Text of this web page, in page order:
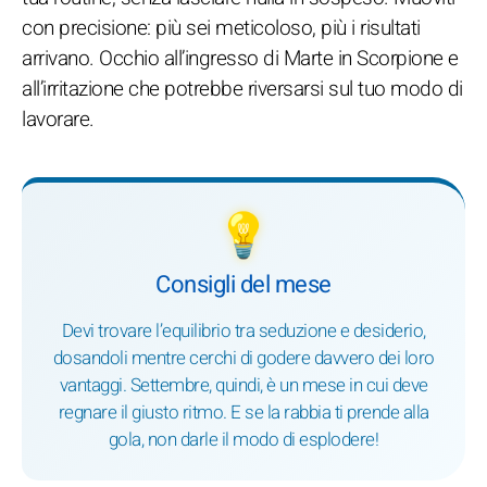
con precisione: più sei meticoloso, più i risultati
arrivano. Occhio all’ingresso di Marte in Scorpione e
all’irritazione che potrebbe riversarsi sul tuo modo di
lavorare.
💡
Consigli del mese
Devi trovare l’equilibrio tra seduzione e desiderio,
dosandoli mentre cerchi di godere davvero dei loro
vantaggi. Settembre, quindi, è un mese in cui deve
regnare il giusto ritmo. E se la rabbia ti prende alla
gola, non darle il modo di esplodere!